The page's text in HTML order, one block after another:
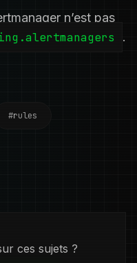
n’est pas
.
#rules
ces sujets ?